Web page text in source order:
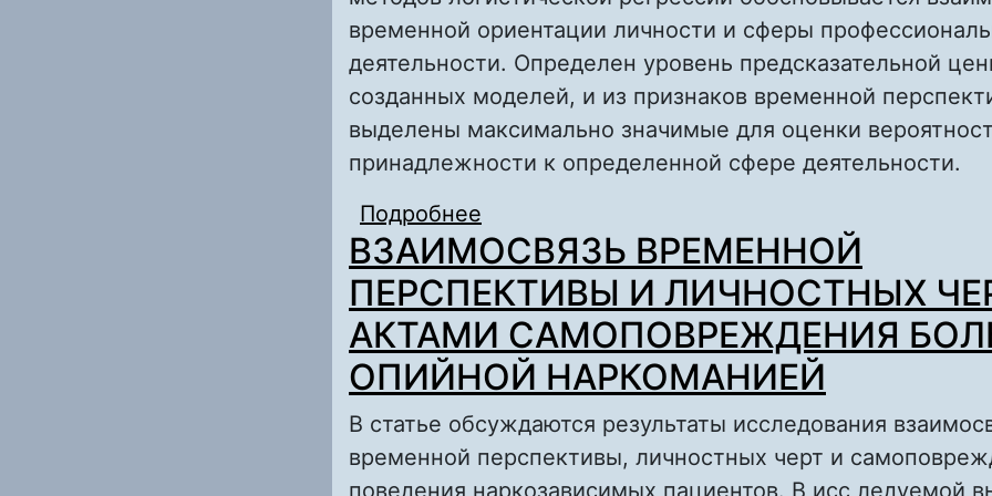
временной ориентации личности и сферы
деятельности. Определен уровень предсказательной
созданных моделей, и из признаков временной
выделены максимально значимые для оценки
принадлежности к определенной сфере деятельности.
Подробнее
ЛИЧНОСТИ НА ВЫБОР СФЕРЫ
ДЕЯТЕЛЬНОСТИ
ВЗАИМОСВЯЗЬ ВРЕМЕННОЙ
ПЕРСПЕКТИВЫ И ЛИЧНОСТНЫХ
АКТАМИ САМОПОВРЕЖДЕНИЯ
ОПИЙНОЙ НАРКОМАНИЕЙ
В статье обсуждаются результаты исследования
временной перспективы, личностных черт и
поведения наркозависимых пациентов. В исс ледуемой